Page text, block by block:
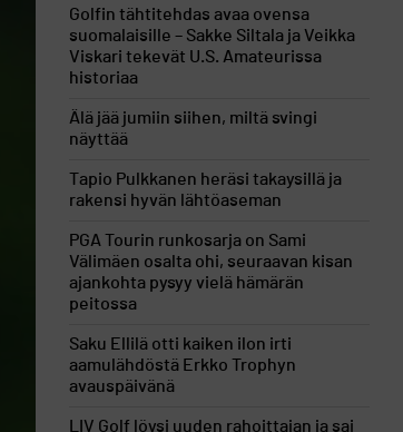
Golfin tähtitehdas avaa ovensa
suomalaisille – Sakke Siltala ja Veikka
Viskari tekevät U.S. Amateurissa
historiaa
Älä jää jumiin siihen, miltä svingi
näyttää
Tapio Pulkkanen heräsi takaysillä ja
rakensi hyvän lähtöaseman
PGA Tourin runkosarja on Sami
Välimäen osalta ohi, seuraavan kisan
ajankohta pysyy vielä hämärän
peitossa
Saku Ellilä otti kaiken ilon irti
aamulähdöstä Erkko Trophyn
avauspäivänä
LIV Golf löysi uuden rahoittajan ja sai